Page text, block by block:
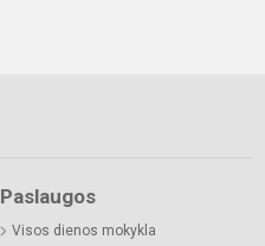
Paslaugos
Visos dienos mokykla